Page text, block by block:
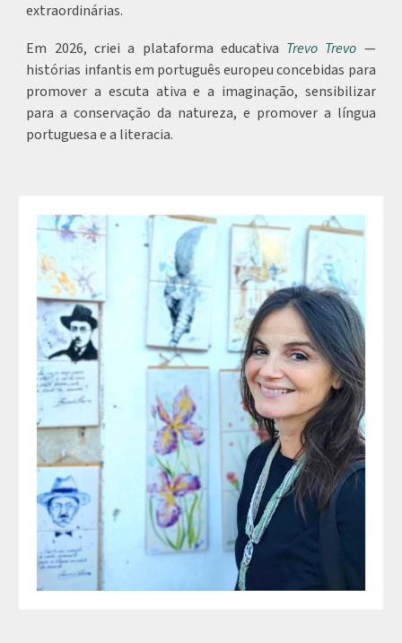
extraordinárias.
Em 2026, criei a plataforma educativa Trevo Trevo —
histórias infantis em português europeu concebidas para
promover a escuta ativa e a imaginação, sensibilizar
para a conservação da natureza, e promover a língua
portuguesa e a literacia.